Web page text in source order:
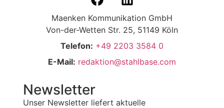
Newsletter
Unser Newsletter liefert aktuelle
Maenken Kommunikation GmbH
Von-der-Wetten Str. 25, 51149 Köln
Telefon: +49 2203 3584 0
E-Mail: redaktion@stahlbase.com